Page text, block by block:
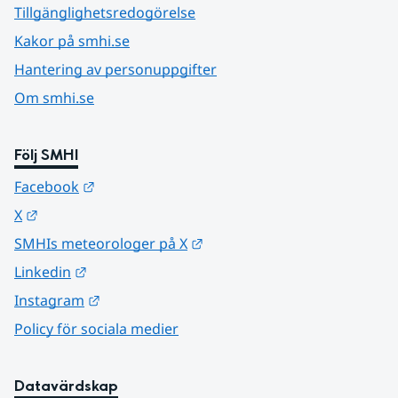
Tillgänglighetsredogörelse
Kakor på smhi.se
Hantering av personuppgifter
Om smhi.se
Följ SMHI
Facebook
X
SMHIs meteorologer på X
Linkedin
Instagram
Policy för sociala medier
Datavärdskap